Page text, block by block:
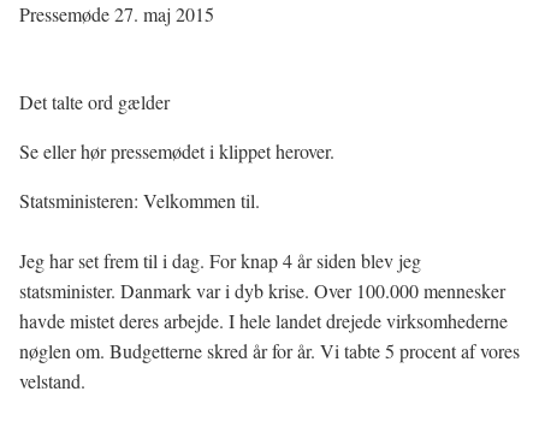
Pressemøde 27. maj 2015
Det talte ord gælder
Se eller hør pressemødet i klippet herover.
Statsministeren: Velkommen til.
Jeg har set frem til i dag. For knap 4 år siden blev jeg
statsminister. Danmark var i dyb krise. Over 100.000 mennesker
havde mistet deres arbejde. I hele landet drejede virksomhederne
nøglen om. Budgetterne skred år for år. Vi tabte 5 procent af vores
velstand.